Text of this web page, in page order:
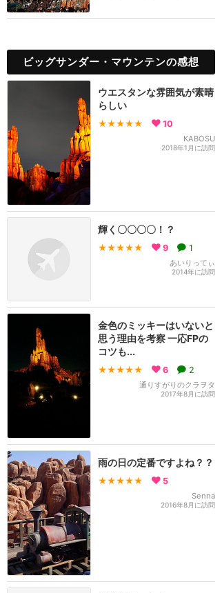
ビッグサンダー・マウンテンの感想
ウエスタンな雰囲気が素晴
らしい
★★★★★ 10
KABOSU
2018年1月に訪問
輝く〇〇〇〇！？
★★★★★ 9 1
あいりってぃ
2014年に訪問
金色のミッキーはいないと
思う理由を考察 一応FPの
コツも...
★★★★★ 6 2
通りすがりのクラヲタ
2017年8月に訪問
雨の日の定番ですよね？？
★★★★★ 5
Senna
2016年8月に訪問